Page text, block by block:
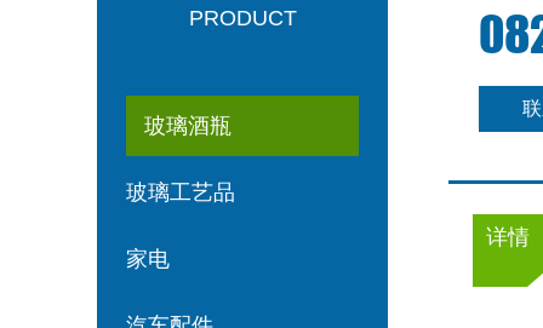
PRODUCT
玻璃酒瓶
玻璃工艺品
家电
详情